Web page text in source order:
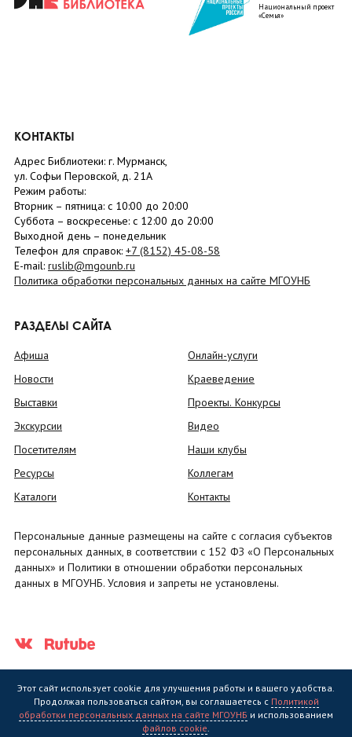
Национальный проект
«Семья»
КОНТАКТЫ
Адрес Библиотеки: г. Мурманск,
ул. Софьи Перовской, д. 21А
Режим работы:
Вторник – пятница: с 10:00 до 20:00
Суббота – воскресенье: c 12:00 до 20:00
Выходной день – понедельник
Телефон для справок: +7 (8152) 45-08-58
E-mail: ruslib@mgounb.ru
Политика обработки персональных данных на сайте МГОУНБ
РАЗДЕЛЫ САЙТА
Афиша
Новости
Выставки
Экскурсии
Посетителям
Ресурсы
Каталоги
Онлайн-услуги
Краеведение
Проекты. Конкурсы
Видео
Наши клубы
Коллегам
Контакты
Персональные данные размещены на сайте с согласия субъектов
персональных данных, в соответствии с 152 ФЗ «О Персональных
данных» и Политики в отношении обработки персональных
данных в МГОУНБ. Условия и запреты не установлены.
Государственное областное бюджетное учреждение культуры
Этот сайт использует cookie для улучшения работы и вашего удобства.
Продолжая пользоваться сайтом, вы соглашаетесь с Политикой
обработки персональных данных на сайте МГОУНБ и использованием
файлов cookie.